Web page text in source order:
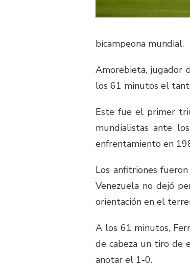
bicampeona mundial.
Amorebieta, jugador
los 61 minutos el
Este fue el primer
mundialistas ante
enfrentamiento en
Los anfitriones
Venezuela no dejó
orientación en el
A los 61 minutos,
de cabeza un tiro de
anotar el 1-0.